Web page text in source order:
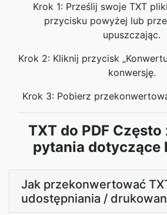
Krok 1: Prześlij swoje TXT
przycisku powyżej lub
upuszczając.
Krok 2: Kliknij przycisk
konwersję.
Krok 3: Pobierz
TXT do PDF
pytania dotyczące
Jak przekonwertować
udostępniania /